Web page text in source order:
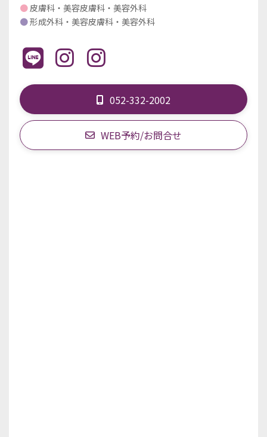
●皮膚科・美容皮膚科・美容外科
●形成外科・美容皮膚科・美容外科
052-332-2002
WEB予約/お問合せ